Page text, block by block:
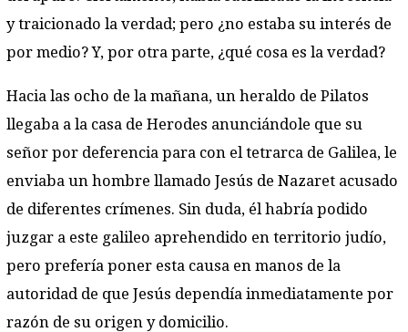
y traicionado la verdad; pero ¿no estaba su interés de
por medio? Y, por otra parte, ¿qué cosa es la verdad?
Hacia las ocho de la mañana, un heraldo de Pilatos
llegaba a la casa de Herodes anunciándole que su
señor por deferencia para con el tetrarca de Galilea, le
enviaba un hombre llamado Jesús de Nazaret acusado
de diferentes crímenes. Sin duda, él habría podido
juzgar a este galileo aprehendido en territorio judío,
pero prefería poner esta causa en manos de la
autoridad de que Jesús dependía inmediatamente por
razón de su origen y domicilio.